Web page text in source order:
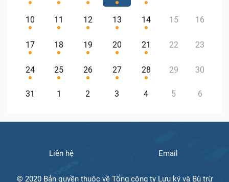
10 11 12 13 14 15 16
17 18 19 20 21 22 23
24 25 26 27 28 29 30
31 1 2 3 4 5 6
Liên hệ Email
© 2020 Bản quyền thuộc về Tổng công ty Lưu ký và Bù trừ